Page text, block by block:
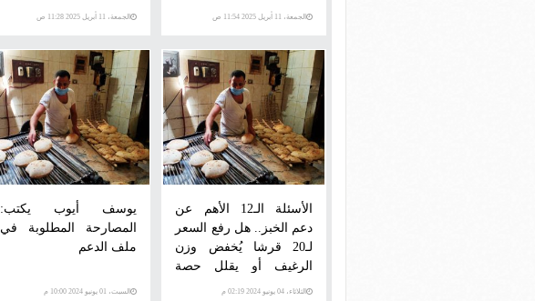
المدعم 20 قرشاً وسداد
المخابز
الجمعة، 11 أبريل 2025 11:54 ص
أسعار الوقود
الجمعة، 11 أبريل 2025 11:28 ص
الأسئلة الـ12 الأهم عن
دعم الخبز.. هل رفع السعر
لـ20 قرشا يُخفض وزن
الرغيف أو يقلل حصة
الفرد؟
الثلاثاء، 04 يونيو 2024 02:19 م
يوسف أيوب يكتب:
المصارحة المطلوبة في
ملف الدعم
السبت، 01 يونيو 2024 10:00 م